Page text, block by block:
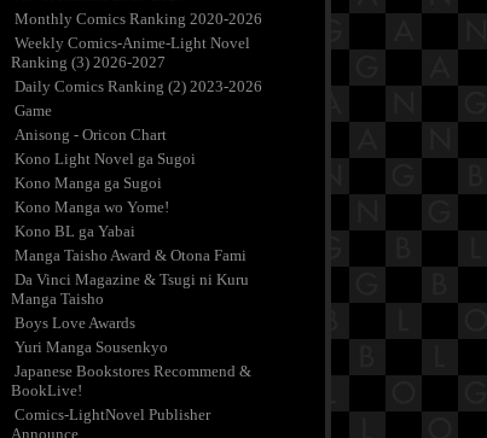
Monthly Comics Ranking 2020-2026
Weekly Comics-Anime-Light Novel
Ranking (3) 2026-2027
Daily Comics Ranking (2) 2023-2026
Game
Anisong - Oricon Chart
Kono Light Novel ga Sugoi
Kono Manga ga Sugoi
Kono Manga wo Yome!
Kono BL ga Yabai
Manga Taisho Award & Otona Fami
Da Vinci Magazine & Tsugi ni Kuru
Manga Taisho
Boys Love Awards
Yuri Manga Sousenkyo
Japanese Bookstores Recommend &
BookLive!
Comics-LightNovel Publisher
Announce